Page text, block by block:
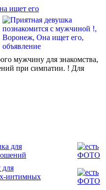
ищет его
мужчину для знакомства,
при симпатии. ! Для
для
интимных